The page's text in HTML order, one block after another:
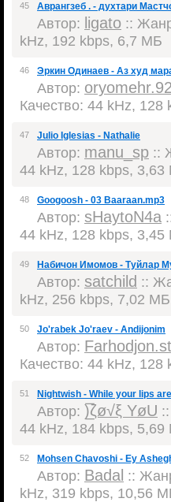
45 Аврангзеб . - духтари
Автор: ligato ::
kHz, 192 kbps, 6,7 МБ
46 Эркин Одинаев - Аз худ
Автор: oryomehr.92
Качество: 44 kHz,
47 Julio Iglesias - Nathalie
Автор: manu_sp ::
44 kHz, 128 kbps,
48 Googoosh - 03 Baaraan.mp3
Автор: sHaytoN4a
44 kHz, 128 kbps,
49 Набичон Имомов - Туйлар
Автор: satchild ::
kHz, 256 kbps, 7,02 МБ
50 Jo'rabek Jo'raev - Andijonim
Автор:
Качество: 44 kHz,
51 Nightwish - While your lips
Автор: )̲̅ζø√ξ YøU
44 kHz, 184 kbps,
52 Mohsen Chavoshi - Ey
Автор: Badal ::
kHz, 319 kbps, 10,56